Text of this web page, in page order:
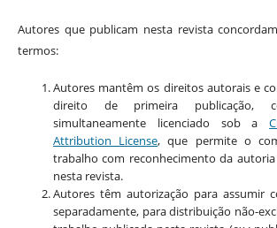
Autores que publicam nesta revista
termos:
Autores mantêm os direitos autorais e
direito de primeira publicação,
simultaneamente licenciado sob a
Attribution License, que permite o
trabalho com reconhecimento da
nesta revista.
Autores têm autorização para assumir
separadamente, para distribuição não-